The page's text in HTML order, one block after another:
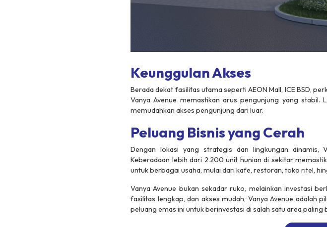
Keunggulan Akses
Berada dekat fasilitas utama seperti AEON Mall, ICE BSD,
Vanya Avenue memastikan arus pengunjung yang
memudahkan akses pengunjung dari luar.
Peluang Bisnis yang Cerah
Dengan lokasi yang strategis dan lingkungan dinamis,
Keberadaan lebih dari 2.200 unit hunian di sekitar
untuk berbagai usaha, mulai dari kafe, restoran, toko ritel,
Vanya Avenue bukan sekadar ruko, melainkan investasi
fasilitas lengkap, dan akses mudah, Vanya Avenue adalah
peluang emas ini untuk berinvestasi di salah satu area paling